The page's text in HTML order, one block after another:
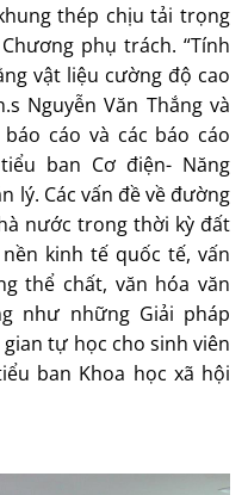
thép chịu tải trọng
phụ trách. “Tính
vật liệu cường độ cao
Nguyễn Văn Thắng và
cáo và các báo cáo
ban Cơ điện- Năng
lý. Các vấn đề về đường
nước trong thời kỳ đất
kinh tế quốc tế, vấn
thể chất, văn hóa văn
như những Giải pháp
tự học cho sinh viên
ban Khoa học xã hội